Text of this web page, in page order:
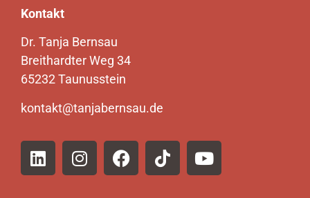
Kontakt
Dr. Tanja Bernsau
Breithardter Weg 34
65232 Taunusstein
kontakt@tanjabernsau.de